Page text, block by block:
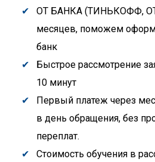
ОТ БАНКА (ТИНЬКОФФ,
месяцев, поможем
банк
Быстрое рассмотрение
10 минут
Первый платеж через
в день обращения, без
переплат.
Стоимость обучения в